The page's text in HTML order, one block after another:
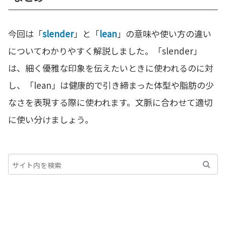
今回は「slender」と「lean」の意味や使い方の違い
についてわかりやすく解説しました。「slender」
は、細く優雅な印象を伝えたいときに使われるのに対
し、「lean」は健康的で引き締まった体型や脂肪の少
なさを表現する際に使われます。文脈に合わせて適切
に使い分けましょう。